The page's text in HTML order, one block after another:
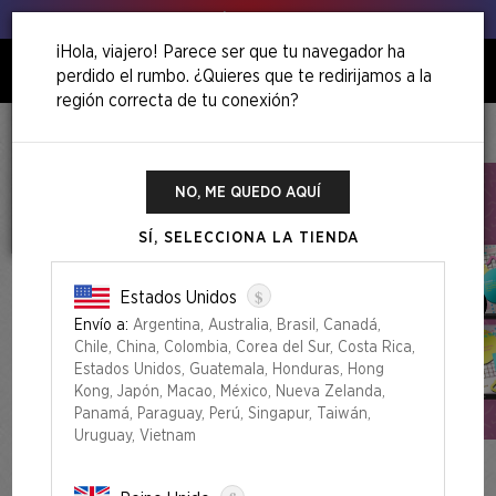
0
¡Hola, viajero! Parece ser que tu navegador ha
perdido el rumbo. ¿Quieres que te redirijamos a la
región correcta de tu conexión?
NO, ME QUEDO AQUÍ
SÍ, SELECCIONA LA TIENDA
Estados Unidos $
Envío a: Argentina, Australia, Brasil, Canadá,
Chile, China, Colombia, Corea del Sur, Costa Rica,
Estados Unidos, Guatemala, Honduras, Hong
Kong, Japón, Macao, México, Nueva Zelanda,
Panamá, Paraguay, Perú, Singapur, Taiwán,
Uruguay, Vietnam